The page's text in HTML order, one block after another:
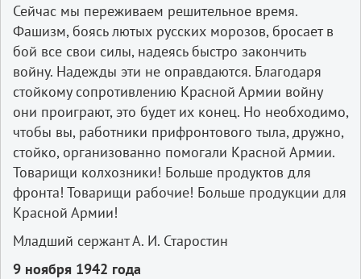
Сейчас мы переживаем решительное время.
Фашизм, боясь лютых русских морозов, бросает в
бой все свои силы, надеясь быстро закончить
войну. Надежды эти не оправдаются. Благодаря
стойкому сопротивлению Красной Армии войну
они проиграют, это будет их конец. Но необходимо,
чтобы вы, работники прифронтового тыла, дружно,
стойко, организованно помогали Красной Армии.
Товарищи колхозники! Больше продуктов для
фронта! Товарищи рабочие! Больше продукции для
Красной Армии!
Младший сержант А. И. Старостин
9 ноября 1942 года